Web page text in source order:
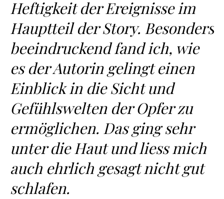
Heftigkeit der Ereignisse im
Hauptteil der Story. Besonders
beeindruckend fand ich, wie
es der Autorin gelingt einen
Einblick in die Sicht und
Gefühlswelten der Opfer zu
ermöglichen. Das ging sehr
unter die Haut und liess mich
auch ehrlich gesagt nicht gut
schlafen.